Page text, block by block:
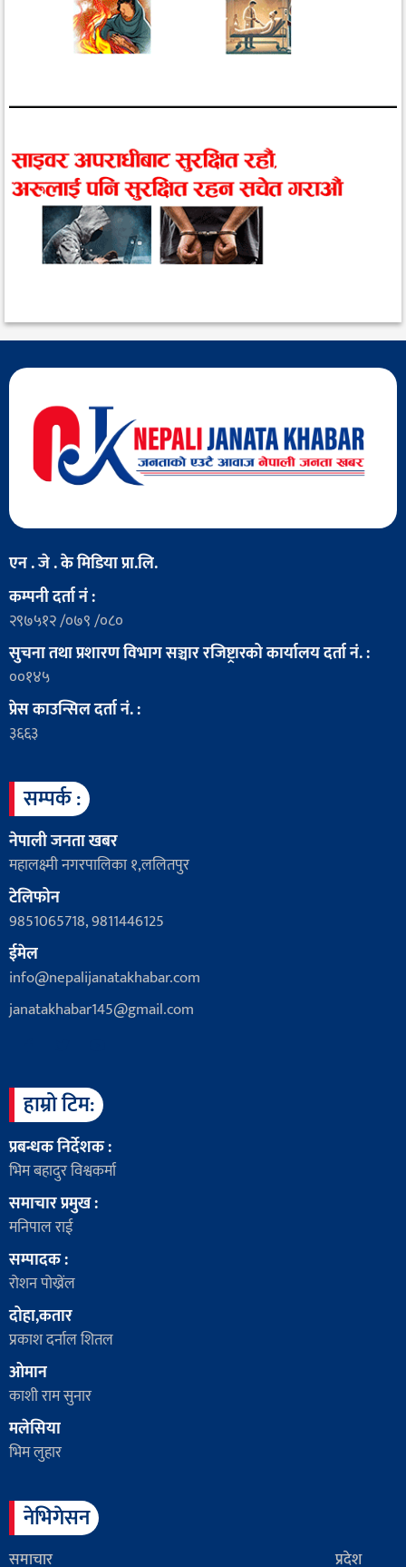
एन . जे . के मिडिया प्रा.लि.
कम्पनी दर्ता नं :
२९७५१२ /०७९ /०८०
सुचना तथा प्रशारण विभाग सञ्चार रजिष्ट्रारको कार्यालय दर्ता नं. :
००१४५
प्रेस काउन्सिल दर्ता नं. :
३६६३
सम्पर्क :
नेपाली जनता खबर
महालक्ष्मी नगरपालिका १,ललितपुर
टेलिफोन
9851065718, 9811446125
ईमेल
info@nepalijanatakhabar.com
janatakhabar145@gmail.com
हाम्रो टिम:
प्रबन्धक निर्देशक :
भिम बहादुर विश्वकर्मा
समाचार प्रमुख :
मनिपाल राई
सम्पादक :
रोशन पोख्रेंल
दोहा,कतार
प्रकाश दर्नाल शितल
ओमान
काशी राम सुनार
मलेसिया
भिम लुहार
नेभिगेसन
समाचार प्रदेश